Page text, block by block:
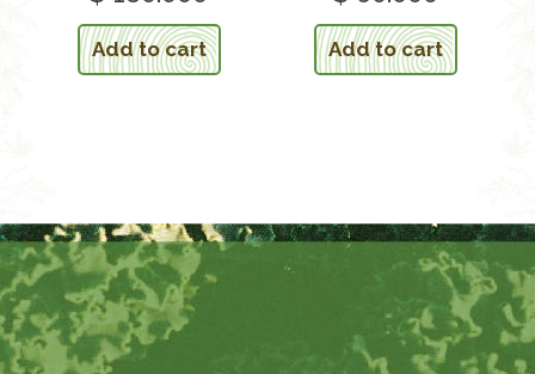
5.00
out of 5
Add to cart
5.00
out of 5
Add to cart